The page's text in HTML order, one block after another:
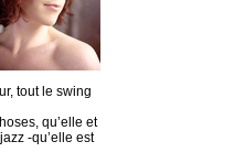
tout le swing
qu’elle et
-qu’elle est